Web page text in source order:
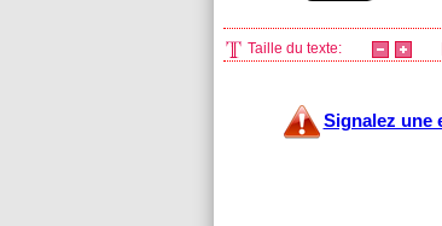
Taille du texte:
Signalez une